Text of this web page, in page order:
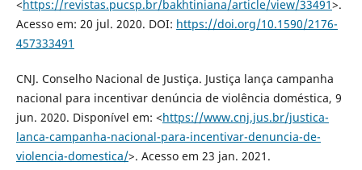
<https://revistas.pucsp.br/bakhtiniana/article/view/33491>.
Acesso em: 20 jul. 2020. DOI: https://doi.org/10.1590/2176-
457333491
CNJ. Conselho Nacional de Justiça. Justiça lança campanha
nacional para incentivar denúncia de violência doméstica, 9
jun. 2020. Disponível em: <https://www.cnj.jus.br/justica-
lanca-campanha-nacional-para-incentivar-denuncia-de-
violencia-domestica/>. Acesso em 23 jan. 2021.